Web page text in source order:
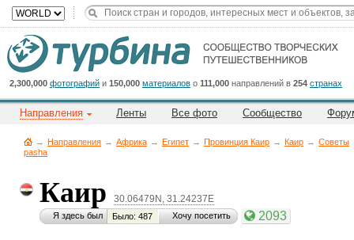
2,300,000 фотографий и 150,000 материалов о 111,000 направлений в 254 странах
Направления Ленты Все фото Сообщество
→ Направления → Африка → Египет → Провинция Каир → Каир → Советы
pasha
Каир 30.06479N, 31.24237E
Я здесь был Было: 487 Хочу посетить 2093
Cейчас
на
сайте:
Title
Button